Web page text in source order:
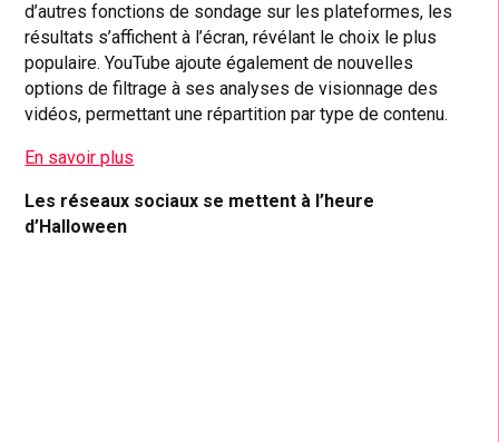
d’autres fonctions de sondage sur les plateformes, les
résultats s’affichent à l’écran, révélant le choix le plus
populaire. YouTube ajoute également de nouvelles
options de filtrage à ses analyses de visionnage des
vidéos, permettant une répartition par type de contenu.
En savoir plus
Les réseaux sociaux se mettent à l’heure
d’Halloween